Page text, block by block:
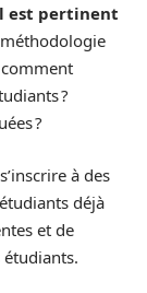
est pertinent
?
?
à des
déjà
et de